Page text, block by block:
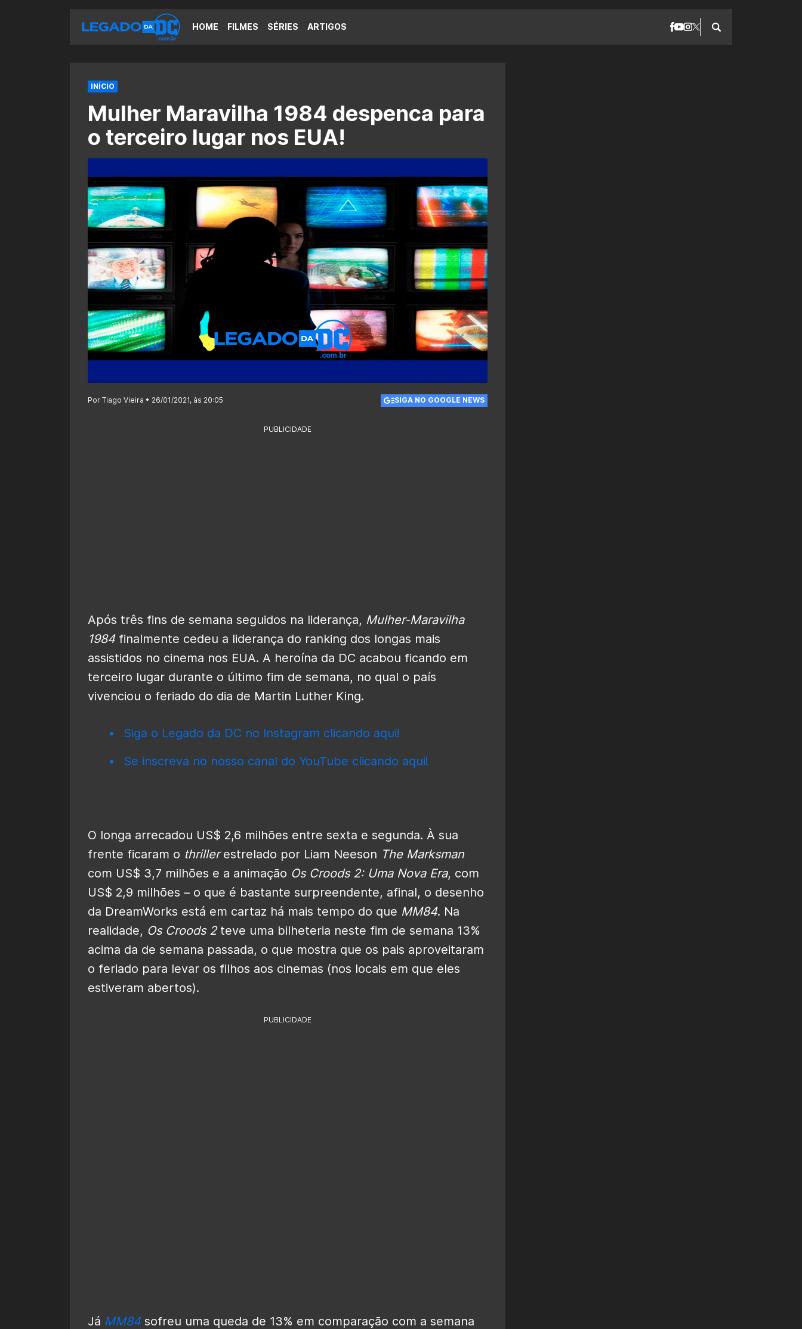
HOME FILMES SÉRIES ARTIGOS
INÍCIO
Mulher Maravilha 1984 despenca para
o terceiro lugar nos EUA!
Por Tiago Vieira • 26/01/2021, às 20:05 SIGA NO GOOGLE NEWS
PUBLICIDADE
Após três fins de semana seguidos na liderança, Mulher-Maravilha
1984finalmente cedeu a liderança do ranking dos longas mais
assistidos no cinema nos EUA. A heroína da DC acabou ficando em
terceiro lugar durante o último fim de semana, no qual o país
vivenciou o feriado do dia de Martin Luther King.
Siga o Legado da DC no Instagram clicando aqui!
Se inscreva no nosso canal do YouTube clicando aqui!
O longa arrecadou US$ 2,6 milhões entre sexta e segunda. À sua
frente ficaram o thrillerestrelado por Liam Neeson The Marksman
com US$ 3,7 milhões e a animação Os Croods 2: Uma Nova Era, com
US$ 2,9 milhões – o que é bastante surpreendente, afinal, o desenho
da DreamWorks está em cartaz há mais tempo do que MM84. Na
realidade, Os Croods 2teve uma bilheteria neste fim de semana 13%
acima da de semana passada, o que mostra que os pais aproveitaram
o feriado para levar os filhos aos cinemas (nos locais em que eles
estiveram abertos).
PUBLICIDADE
Já MM84sofreu uma queda de 13% em comparação com a semana